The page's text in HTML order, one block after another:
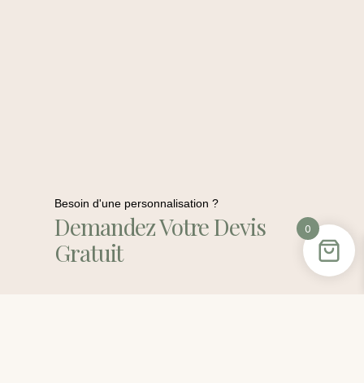
Besoin d'une personnalisation ?
Demandez Votre Devis
Gratuit
0